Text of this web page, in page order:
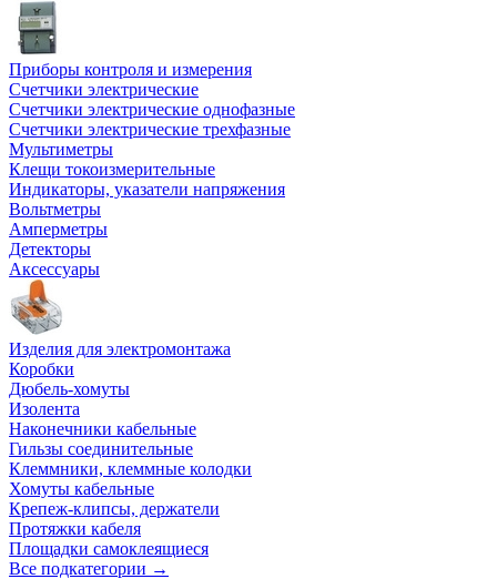
Приборы контроля и измерения
Счетчики электрические
Счетчики электрические однофазные
Счетчики электрические трехфазные
Мультиметры
Клещи токоизмерительные
Индикаторы, указатели напряжения
Вольтметры
Амперметры
Детекторы
Аксессуары
Изделия для электромонтажа
Коробки
Дюбель-хомуты
Изолента
Наконечники кабельные
Гильзы соединительные
Клеммники, клеммные колодки
Хомуты кабельные
Крепеж-клипсы, держатели
Протяжки кабеля
Площадки самоклеящиеся
Все подкатегории →